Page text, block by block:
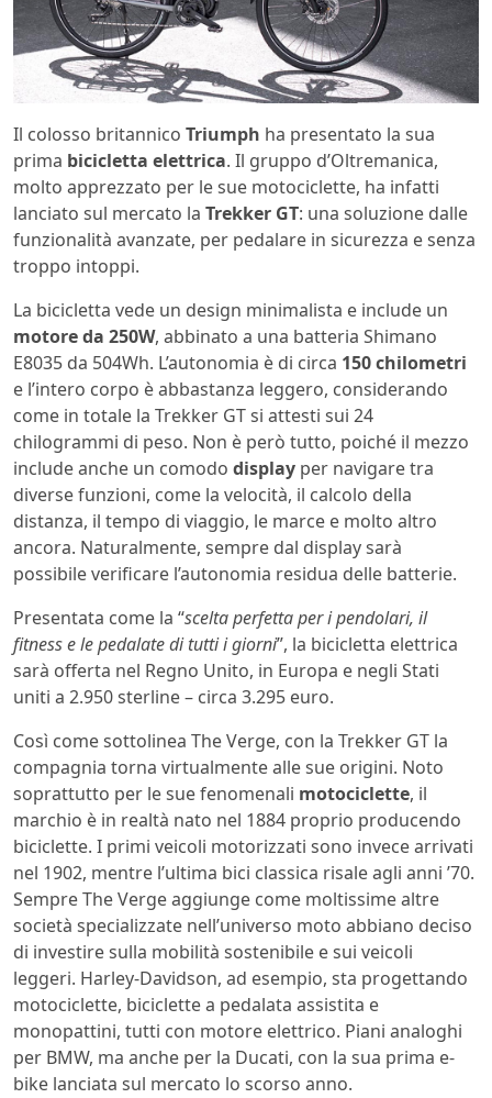
Il colosso britannico Triumph ha presentato la sua
prima bicicletta elettrica. Il gruppo d’Oltremanica,
molto apprezzato per le sue motociclette, ha infatti
lanciato sul mercato la Trekker GT: una soluzione dalle
funzionalità avanzate, per pedalare in sicurezza e senza
troppo intoppi.
La bicicletta vede un design minimalista e include un
motore da 250W, abbinato a una batteria Shimano
E8035 da 504Wh. L’autonomia è di circa 150 chilometri
e l’intero corpo è abbastanza leggero, considerando
come in totale la Trekker GT si attesti sui 24
chilogrammi di peso. Non è però tutto, poiché il mezzo
include anche un comodo display per navigare tra
diverse funzioni, come la velocità, il calcolo della
distanza, il tempo di viaggio, le marce e molto altro
ancora. Naturalmente, sempre dal display sarà
possibile verificare l’autonomia residua delle batterie.
Presentata come la “scelta perfetta per i pendolari, il
fitness e le pedalate di tutti i giorni”, la bicicletta elettrica
sarà offerta nel Regno Unito, in Europa e negli Stati
uniti a 2.950 sterline – circa 3.295 euro.
Così come sottolinea The Verge, con la Trekker GT la
compagnia torna virtualmente alle sue origini. Noto
soprattutto per le sue fenomenali motociclette, il
marchio è in realtà nato nel 1884 proprio producendo
biciclette. I primi veicoli motorizzati sono invece arrivati
nel 1902, mentre l’ultima bici classica risale agli anni ’70.
Sempre The Verge aggiunge come moltissime altre
società specializzate nell’universo moto abbiano deciso
di investire sulla mobilità sostenibile e sui veicoli
leggeri. Harley-Davidson, ad esempio, sta progettando
motociclette, biciclette a pedalata assistita e
monopattini, tutti con motore elettrico. Piani analoghi
per BMW, ma anche per la Ducati, con la sua prima e-
bike lanciata sul mercato lo scorso anno.